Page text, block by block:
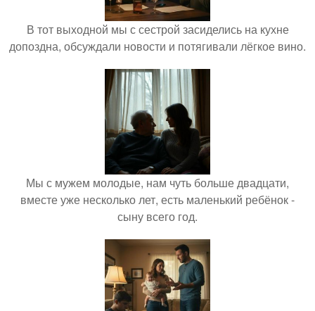
В тот выходной мы с сестрой засиделись на кухне
допоздна, обсуждали новости и потягивали лёгкое вино.
Мы с мужем молодые, нам чуть больше двадцати,
вместе уже несколько лет, есть маленький ребёнок -
сыну всего год.